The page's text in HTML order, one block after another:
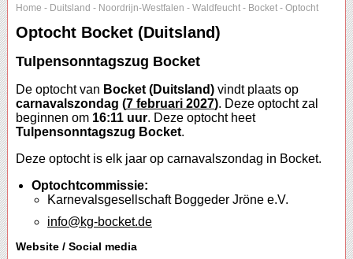
Home - Duitsland - Noordrijn-Westfalen - Waldfeucht - Bocket - Optocht
Optocht Bocket (Duitsland)
Tulpensonntagszug Bocket
De optocht van Bocket (Duitsland) vindt plaats op
carnavalszondag (7 februari 2027). Deze optocht zal
beginnen om 16:11 uur. Deze optocht heet
Tulpensonntagszug Bocket.
Deze optocht is elk jaar op carnavalszondag in Bocket.
Optochtcommissie:
Karnevalsgesellschaft Boggeder Jröne e.V.
info@kg-bocket.de
Website / Social media